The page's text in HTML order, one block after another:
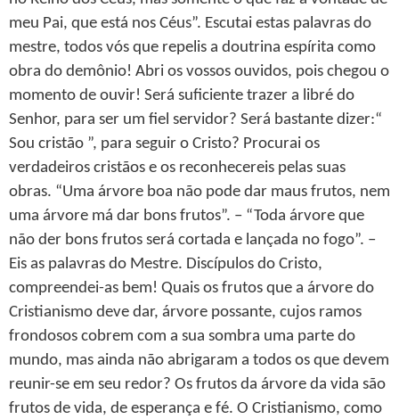
meu Pai, que está nos Céus”. Escutai estas palavras do
mestre, todos vós que repelis a doutrina espírita como
obra do demônio! Abri os vossos ouvidos, pois chegou o
momento de ouvir! Será suficiente trazer a libré do
Senhor, para ser um fiel servidor? Será bastante dizer:“
Sou cristão ”, para seguir o Cristo? Procurai os
verdadeiros cristãos e os reconhecereis pelas suas
obras. “Uma árvore boa não pode dar maus frutos, nem
uma árvore má dar bons frutos”. – “Toda árvore que
não der bons frutos será cortada e lançada no fogo”. –
Eis as palavras do Mestre. Discípulos do Cristo,
compreendei-as bem! Quais os frutos que a árvore do
Cristianismo deve dar, árvore possante, cujos ramos
frondosos cobrem com a sua sombra uma parte do
mundo, mas ainda não abrigaram a todos os que devem
reunir-se em seu redor? Os frutos da árvore da vida são
frutos de vida, de esperança e fé. O Cristianismo, como